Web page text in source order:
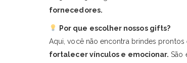
fornecedores.
Por que escolher nossos gifts?
Aqui, você não encontra brindes prontos
fortalecer vínculos e emocionar. São